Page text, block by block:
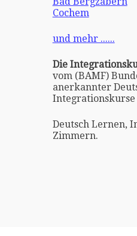
Cochem
und mehr ......
Die
vom (BAMF)
anerkannter
Deutsch Lernen,
Zimmern.